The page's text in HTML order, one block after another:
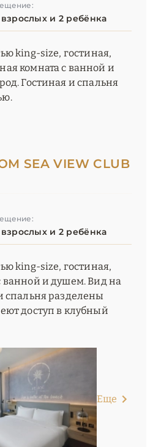
и 2 ребёнка
king-size, гостиная,
комната с ванной и
Гостиная и спальня
SEA VIEW CLUB
и 2 ребёнка
king-size, гостиная,
ванной и душем. Вид на
спальня разделены
доступ в клубный
Еще